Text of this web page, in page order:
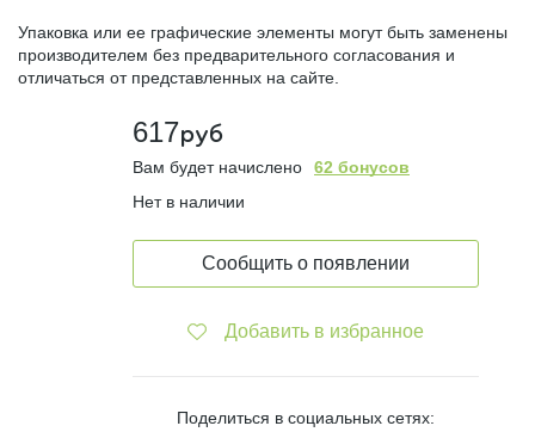
Упаковка или ее графические элементы могут быть заменены
производителем без предварительного согласования и
отличаться от представленных на сайте.
617руб
Вам будет начислено
62 бонусов
Нет в наличии
Сообщить о появлении
Добавить в избранное
Поделиться в социальных сетях: